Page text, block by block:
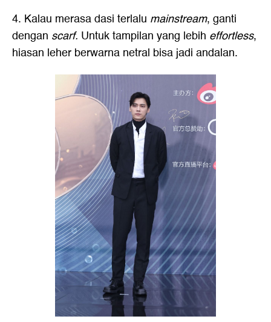
4. Kalau merasa dasi terlalu mainstream, ganti
dengan scarf. Untuk tampilan yang lebih effortless,
hiasan leher berwarna netral bisa jadi andalan.